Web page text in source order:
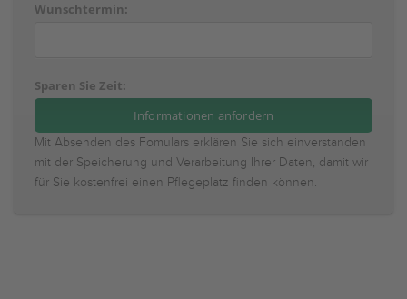
Wunschtermin:
Sparen Sie Zeit:
Mit Absenden des Fomulars erklären Sie sich einverstanden
mit der Speicherung und Verarbeitung Ihrer Daten, damit wir
für Sie kostenfrei einen Pflegeplatz finden können.